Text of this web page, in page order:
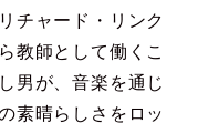
チャード・リンク
教師として働くこ
男が、音楽を通じ
素晴らしさをロッ